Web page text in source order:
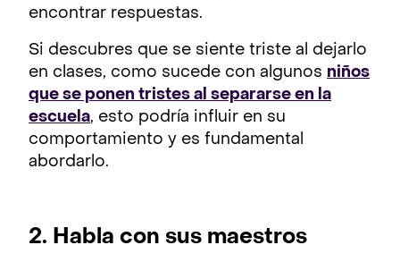
encontrar respuestas.
Si descubres que se siente triste al dejarlo
en clases, como sucede con algunos niños
que se ponen tristes al separarse en la
escuela, esto podría influir en su
comportamiento y es fundamental
abordarlo.
2. Habla con sus maestros